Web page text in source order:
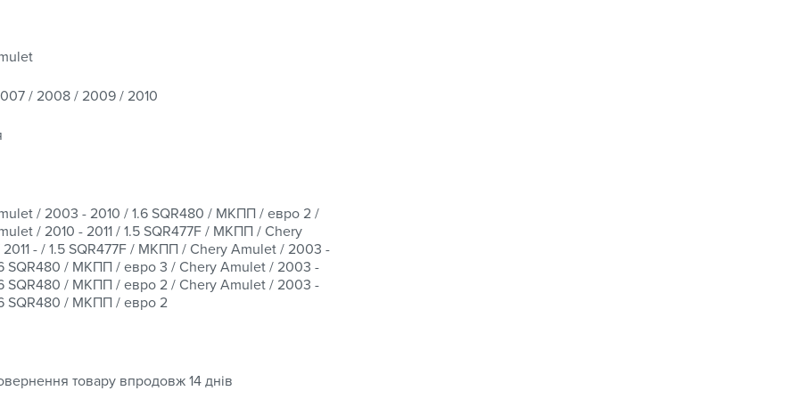
кількома способами:
а повернення та обмін дійсні
ознайомлення переходьте на сторінку “
оплатити наступне придбання відповідно до
/ 2008 / 2009 / 2010
/ 2003 - 2010 / 1.6 SQR480 / МКПП / евро 2 /
/ 2010 - 2011 / 1.5 SQR477F / МКПП / Chery
- / 1.5 SQR477F / МКПП / Chery Amulet / 2003 -
SQR480 / МКПП / евро 3 / Chery Amulet / 2003 -
SQR480 / МКПП / евро 2 / Chery Amulet / 2003 -
SQR480 / МКПП / евро 2
товару впродовж 14 днів